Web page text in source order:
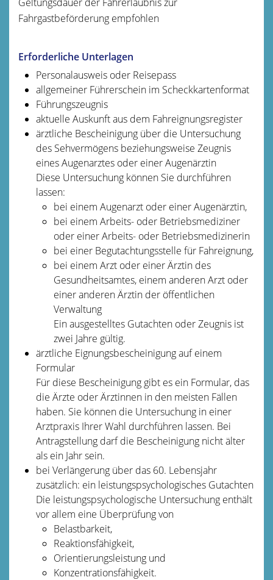
Fahrgastbeförderung empfohlen
Erforderliche Unterlagen
Personalausweis oder Reisepass
allgemeiner Führerschein im Scheckkartenformat
Führungszeugnis
aktuelle Auskunft aus dem Fahreignungsregister
ärztliche Bescheinigung über die Untersuchung
des Sehvermögens beziehungsweise Zeugnis
eines Augenarztes oder einer Augenärztin
Diese Untersuchung können Sie durchführen
lassen:
bei einem Augenarzt oder einer Augenärztin,
bei einem Arbeits- oder Betriebsmediziner
oder einer Arbeits- oder Betriebsmedizinerin
bei einer Begutachtungsstelle für Fahreignung,
bei einem Arzt oder einer Ärztin des
Gesundheitsamtes, einem anderen Arzt oder
einer anderen Ärztin der öffentlichen
Verwaltung
Ein ausgestelltes Gutachten oder Zeugnis ist
zwei Jahre gültig.
ärztliche Eignungsbescheinigung auf einem
Formular
Für diese Bescheinigung gibt es ein Formular, das
die Ärzte oder Ärztinnen in den meisten Fällen
haben. Sie können die Untersuchung in einer
Arztpraxis Ihrer Wahl durchführen lassen. Bei
Antragstellung darf die Bescheinigung nicht älter
als ein Jahr sein.
bei Verlängerung über das 60. Lebensjahr
zusätzlich: ein leistungspsychologisches Gutachten
Die leistungspsychologische Untersuchung enthält
vor allem eine Überprüfung von
Belastbarkeit,
Reaktionsfähigkeit,
Orientierungsleistung und
Konzentrationsfähigkeit.